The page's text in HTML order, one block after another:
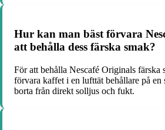
Hur kan man bäst förvara
att behålla dess färska smak?
För att behålla Nescafé Originals färska
förvara kaffet i en lufttät behållare på en
borta från direkt solljus och fukt.